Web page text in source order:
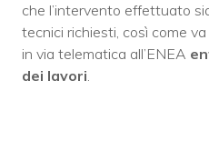
che l’intervento effettuato
tecnici richiesti, così come
in via telematica all’ENEA
dei lavori